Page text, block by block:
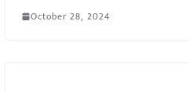
October 28, 2024